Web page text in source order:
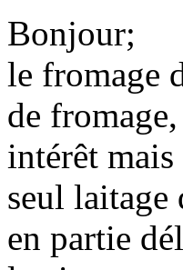
Bonjour;
le fromage
de
intérêt
seul laitage
en partie